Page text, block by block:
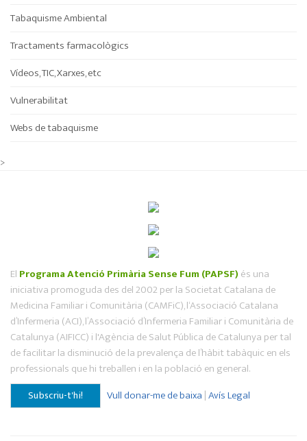
Tabaquisme Ambiental
Tractaments farmacològics
Vídeos, TIC, Xarxes, etc
Vulnerabilitat
Webs de tabaquisme
>
El Programa Atenció Primària Sense Fum (PAPSF) és una
iniciativa promoguda des del 2002 per la Societat Catalana de
Medicina Familiar i Comunitària (CAMFiC), l‘Associació Catalana
d’Infermeria (ACI), l’Associació d’Infermeria Familiar i Comunitària de
Catalunya (AIFICC) i l'Agència de Salut Pública de Catalunya per tal
de facilitar la disminució de la prevalença de l’hàbit tabàquic en els
professionals que hi treballen i en la població en general.
Subscriu-t'hi! Vull donar-me de baixa |Avís Legal